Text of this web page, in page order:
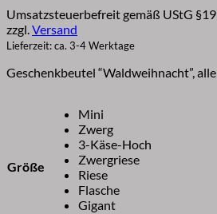
bis
Umsatzsteuerbefreit gemäß UStG §19
zzgl.Versand
Lieferzeit: ca. 3-4 Werktage
Geschenkbeutel “Waldweihnacht”, alle
Größe
Mini
Zwerg
3-Käse-Hoch
Zwergriese
Riese
Flasche
Gigant